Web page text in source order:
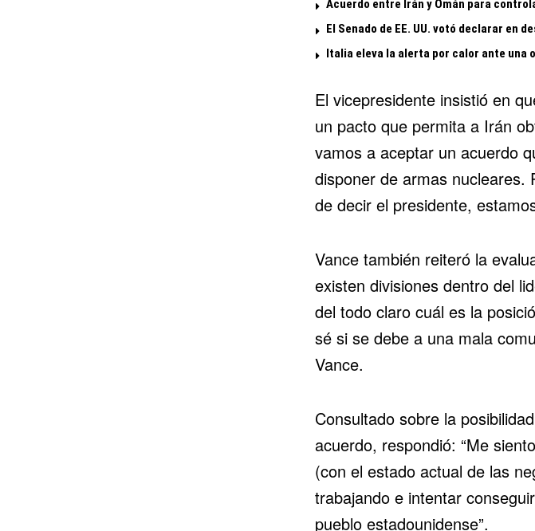
Acuerdo entre Irán y Omán para
El Senado de EE. UU. votó declarar en
Italia eleva la alerta por calor ante una
El vicepresidente insistió en
un pacto que permita a Irán
vamos a aceptar un acuerdo
disponer de armas
de decir el presidente,
Vance también reiteró la
existen divisiones dentro del
del todo claro cuál es la
sé si se debe a una mala
Vance.
Consultado sobre la
acuerdo, respondió: “Me
(con el estado actual de las
trabajando e intentar
pueblo estadounidense”.